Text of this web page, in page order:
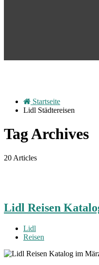
Startseite
Lidl Städtereisen
Tag Archives
20 Articles
Lidl Reisen
Lidl
Reisen